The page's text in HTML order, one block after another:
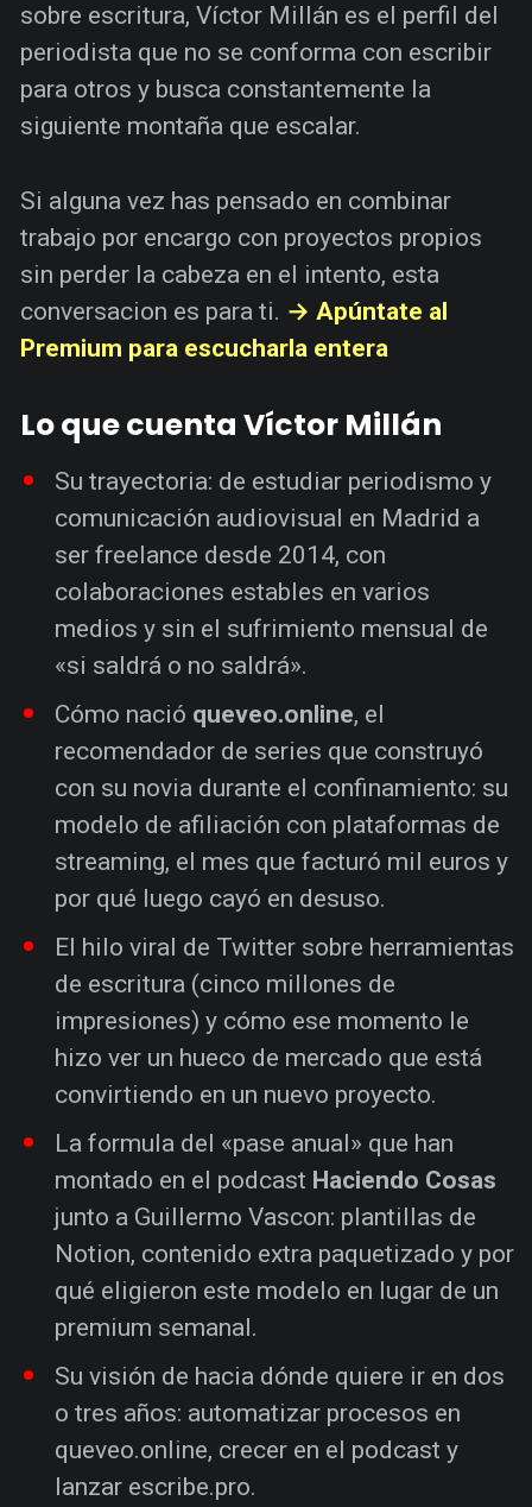
sobre escritura, Víctor Millán es el perfil del
periodista que no se conforma con escribir
para otros y busca constantemente la
siguiente montaña que escalar.
Si alguna vez has pensado en combinar
trabajo por encargo con proyectos propios
sin perder la cabeza en el intento, esta
conversacion es para ti. → Apúntate al
Premium para escucharla entera
Lo que cuenta Víctor Millán
Su trayectoria: de estudiar periodismo y
comunicación audiovisual en Madrid a
ser freelance desde 2014, con
colaboraciones estables en varios
medios y sin el sufrimiento mensual de
«si saldrá o no saldrá».
Cómo nació queveo.online, el
recomendador de series que construyó
con su novia durante el confinamiento: su
modelo de afiliación con plataformas de
streaming, el mes que facturó mil euros y
por qué luego cayó en desuso.
El hilo viral de Twitter sobre herramientas
de escritura (cinco millones de
impresiones) y cómo ese momento le
hizo ver un hueco de mercado que está
convirtiendo en un nuevo proyecto.
La formula del «pase anual» que han
montado en el podcast Haciendo Cosas
junto a Guillermo Vascon: plantillas de
Notion, contenido extra paquetizado y por
qué eligieron este modelo en lugar de un
premium semanal.
Su visión de hacia dónde quiere ir en dos
o tres años: automatizar procesos en
queveo.online, crecer en el podcast y
lanzar escribe.pro.